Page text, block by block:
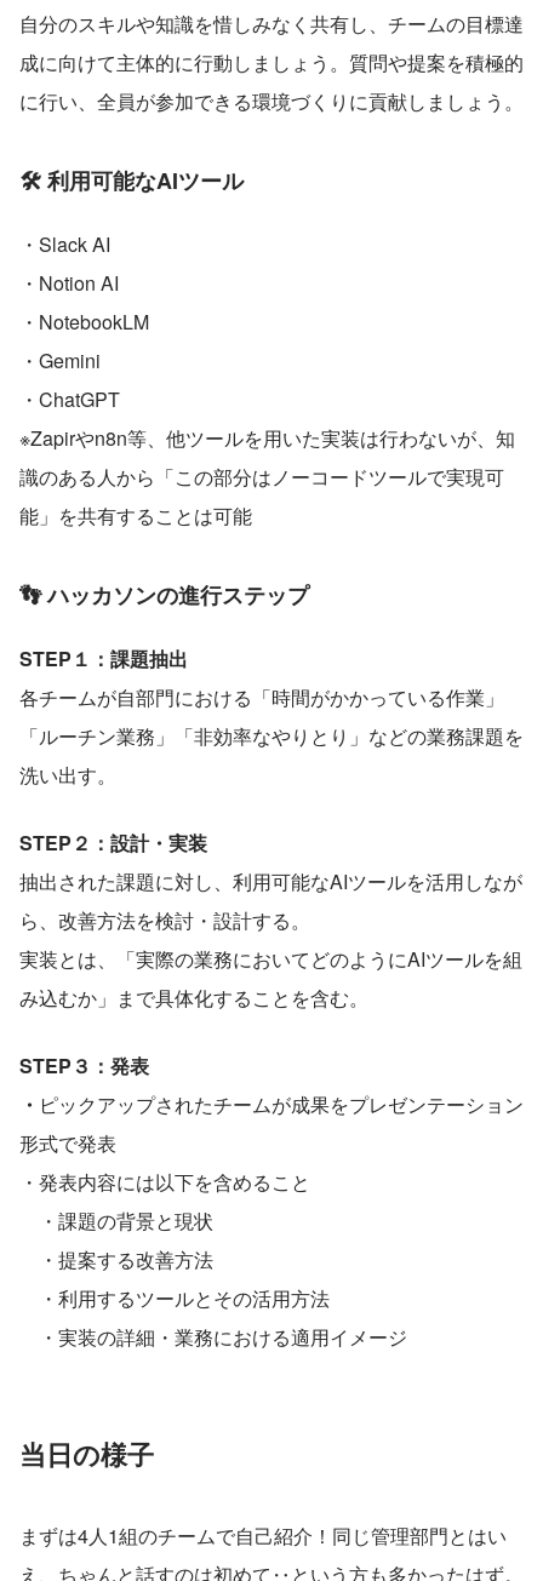
自分のスキルや知識を惜しみなく共有し、チームの目標達
成に向けて主体的に行動しましょう。質問や提案を積極的
に行い、全員が参加できる環境づくりに貢献しましょう。
🛠️ 利用可能なAIツール
・Slack AI
・Notion AI
・NotebookLM
・Gemini
・ChatGPT
※Zapirやn8n等、他ツールを用いた実装は行わないが、知
識のある人から「この部分はノーコードツールで実現可
能」を共有することは可能
👣 ハッカソンの進行ステップ
STEP１：課題抽出
各チームが自部門における「時間がかかっている作業」
「ルーチン業務」「非効率なやりとり」などの業務課題を
洗い出す。
STEP２：設計・実装
抽出された課題に対し、利用可能なAIツールを活用しなが
ら、改善方法を検討・設計する。
実装とは、「実際の業務においてどのようにAIツールを組
み込むか」まで具体化することを含む。
STEP３：発表
・ ピックアップされたチームが成果をプレゼンテーション
形式で発表
・発表内容には以下を含めること
・課題の背景と現状
・提案する改善方法
・利用するツールとその活用方法
・実装の詳細・業務における適用イメージ
当日の様子
まずは4人1組のチームで自己紹介！同じ管理部門とはい
え、ちゃんと話すのは初めて‥という方も多かったはず。